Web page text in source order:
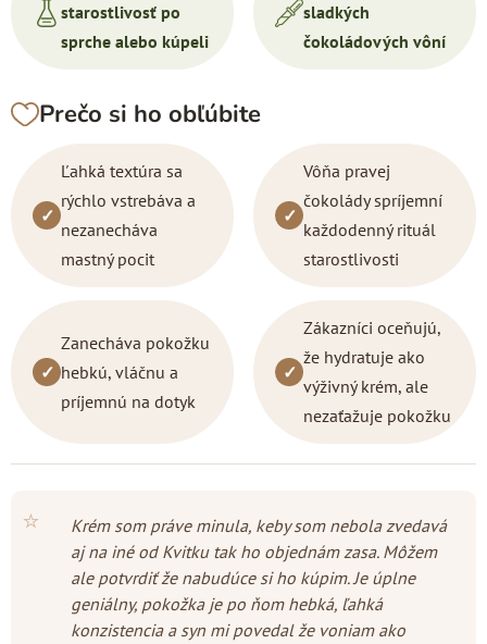
starostlivosť po
sprche alebo kúpeli
sladkých
čokoládových vôní
Prečo si ho obľúbite
✓
Ľahká textúra sa
rýchlo vstrebáva a
nezanecháva
mastný pocit
✓
Vôňa pravej
čokolády spríjemní
každodenný rituál
starostlivosti
✓
Zanecháva pokožku
hebkú, vláčnu a
príjemnú na dotyk
✓
Zákazníci oceňujú,
že hydratuje ako
výživný krém, ale
nezaťažuje pokožku
⭐
Krém som práve minula, keby som nebola zvedavá
aj na iné od Kvitku tak ho objednám zasa. Môžem
ale potvrdiť že nabudúce si ho kúpim. Je úplne
geniálny, pokožka je po ňom hebká, ľahká
konzistencia a syn mi povedal že voniam ako